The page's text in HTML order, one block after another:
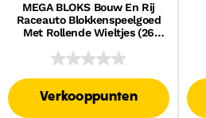
MEGA BLOKS Bouw En Rij
Raceauto Blokkenspeelgoed
Met Rollende Wieltjes (26
Verkooppunten